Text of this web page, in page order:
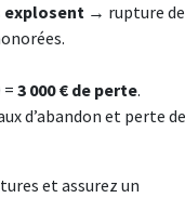
explosent → rupture de
=3 000 € de perte.
d’abandon et perte de
et assurez un